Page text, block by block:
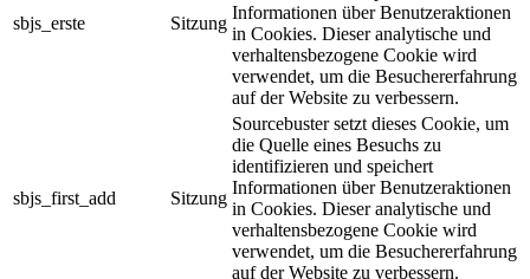
sbjs_erste Sitzung
Informationen über Benutzeraktionen
in Cookies. Dieser analytische und
verhaltensbezogene Cookie wird
verwendet, um die Besuchererfahrung
auf der Website zu verbessern.
sbjs_first_add Sitzung
Sourcebuster setzt dieses Cookie, um
die Quelle eines Besuchs zu
identifizieren und speichert
Informationen über Benutzeraktionen
in Cookies. Dieser analytische und
verhaltensbezogene Cookie wird
verwendet, um die Besuchererfahrung
auf der Website zu verbessern.